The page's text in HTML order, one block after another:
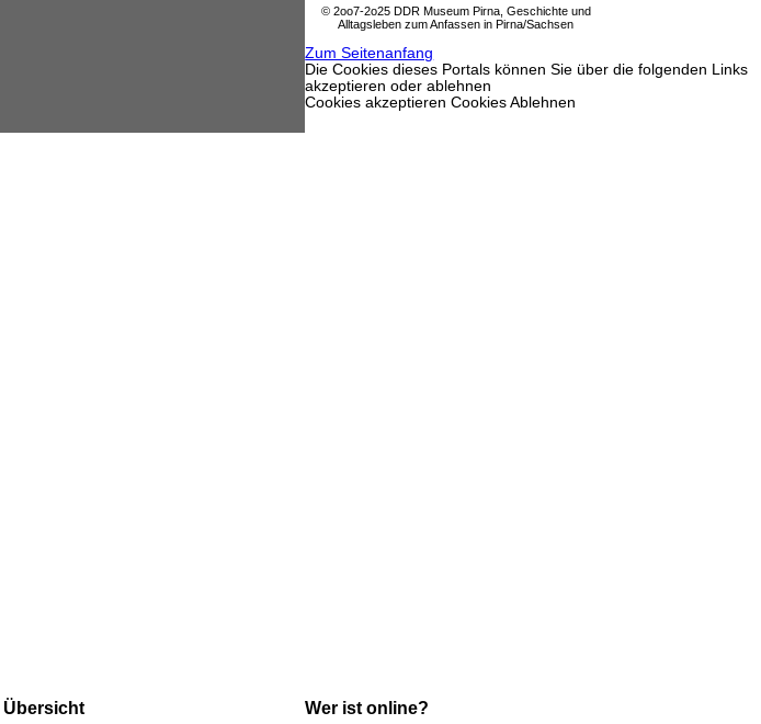
Übersicht Wer ist online?
© 2oo7-2o25 DDR Museum Pirna, Geschichte und
Alltagsleben zum Anfassen in Pirna/Sachsen
Zum Seitenanfang
Die Cookies dieses Portals können Sie über die folgenden Links
akzeptieren oder ablehnen
Cookies akzeptieren Cookies Ablehnen